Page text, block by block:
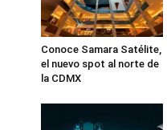
Conoce Samara Satélite,
el nuevo spot al norte de
la CDMX